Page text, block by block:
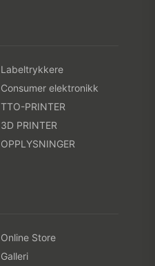
Labeltrykkere
Consumer elektronikk
TTO-PRINTER
3D PRINTER
OPPLYSNINGER
Online Store
Galleri